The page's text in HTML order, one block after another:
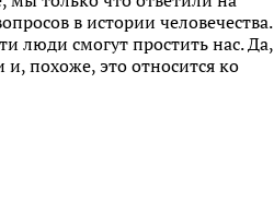
в истории человечества.
люди смогут простить нас. Да,
и, похоже, это относится ко